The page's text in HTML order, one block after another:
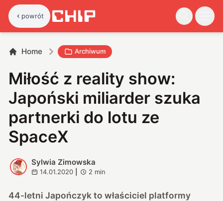
powrót
Home Archiwum
Miłość z reality show:
Japoński miliarder szuka
partnerki do lotu ze
SpaceX
S
Sylwia Zimowska
14.01.2020 2 min
44-letni Japończyk to właściciel platformy